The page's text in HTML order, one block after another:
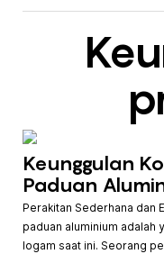
Keunggulan
Paduan
Perakitan Sederhana dan
paduan aluminium adalah
logam saat ini. Seorang